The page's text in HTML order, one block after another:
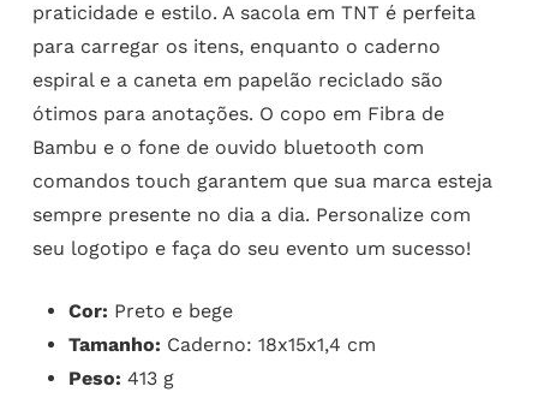
praticidade e estilo. A sacola em TNT é perfeita
para carregar os itens, enquanto o caderno
espiral e a caneta em papelão reciclado são
ótimos para anotações. O copo em Fibra de
Bambu e o fone de ouvido bluetooth com
comandos touch garantem que sua marca esteja
sempre presente no dia a dia. Personalize com
seu logotipo e faça do seu evento um sucesso!
Cor: Preto e bege
Tamanho: Caderno: 18x15x1,4 cm
Peso: 413 g